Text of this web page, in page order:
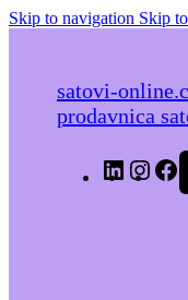
Skip to navigation Skip
satovi-
prodavnica
LinkedIn